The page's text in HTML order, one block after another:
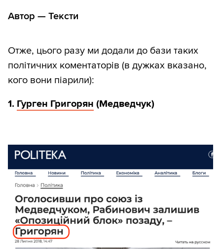
Автор — Тексти
Отже, цього разу ми додали до бази таких
політичних коментаторів (в дужках вказано,
кого вони піарили):
1. Гурген Григорян (Медведчук)